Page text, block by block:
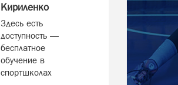
Кириленко
Здесь есть
доступность —
бесплатное
обучение в
спортшколах